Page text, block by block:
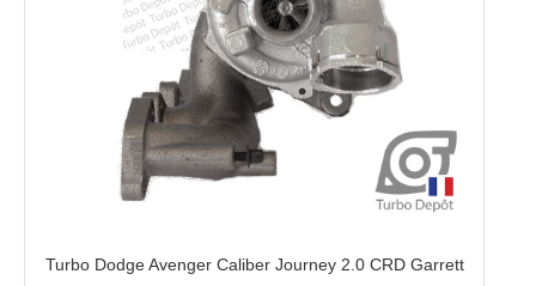
Turbo Dodge Avenger Caliber Journey 2.0 CRD Garrett